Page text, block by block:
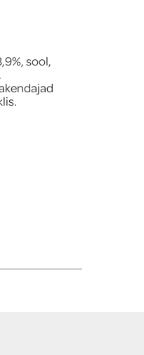
sool,